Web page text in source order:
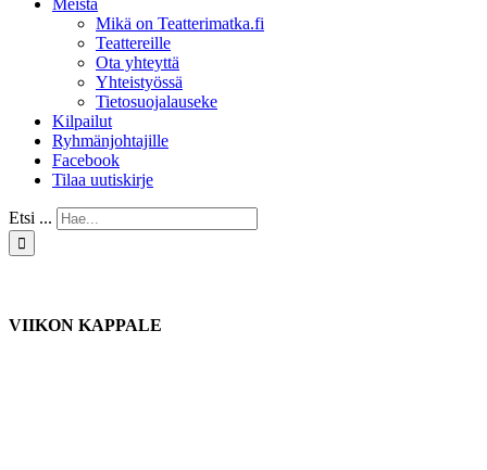
Meistä
Mikä on Teatterimatka.fi
Teattereille
Ota yhteyttä
Yhteistyössä
Tietosuojalauseke
Kilpailut
Ryhmänjohtajille
Facebook
Tilaa uutiskirje
Etsi ...
VIIKON KAPPALE